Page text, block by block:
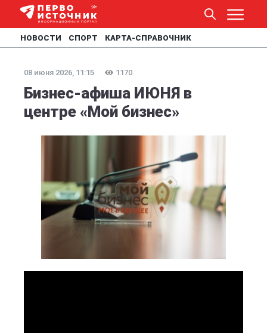
НОВОСТИ СПОРТ КАРТА-СПРАВОЧНИК
08 июня 2026, 11:15 1170
Бизнес-афиша ИЮНЯ в
центре «Мой бизнес»